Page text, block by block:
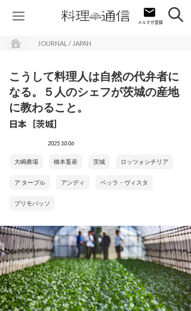
JOURNAL / JAPAN
こうして料理人は自然の代弁者に
なる。５人のシェフが茨城の産地
に教わること。
日本［茨城］
2025.10.06
大嶋農場 橋本畜産 茨城 ロッツォシチリア
ア ターブル アンディ ベッラ・ヴィスタ
プリモパッソ